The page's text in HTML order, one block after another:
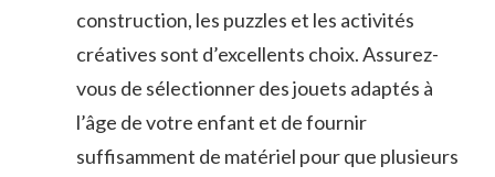
construction, les⁤ puzzles et les activités
créatives sont ⁣d’excellents ⁣choix. ‍Assurez-
vous de sélectionner des jouets ⁤adaptés à‍
l’âge de ⁤votre enfant et de fournir⁤
suffisamment​ de matériel pour⁣ que plusieurs